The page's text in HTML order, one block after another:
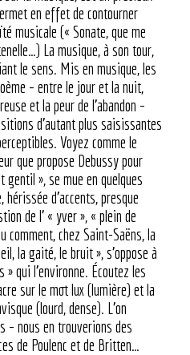
en effet de contourner
musicale (« Sonate, que me
La musique, à son tour,
le sens. Mis en musique, les
– entre le jour et la nuit,
et la peur de l’abandon –
d’autant plus saisissantes
Voyez comme le
que propose Debussy pour
gentil », se mue en quelques
d’accents, presque
de l’ « yver », « plein de
comment, chez Saint-Saëns, la
la gaité, le bruit », s’oppose à
qui l’environne. Écoutez les
sur le mot lux (lumière) et la
(lourd, dense). L’on
– nous en trouverions des
de Poulenc et de Britten…